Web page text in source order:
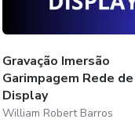
Gravação Imersão
Garimpagem Rede de
Display
William Robert Barros